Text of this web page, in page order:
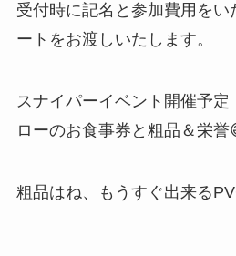
受付時に記名と参加費用をい
ートをお渡しいたします。
スナイパーイベント開催予定
ローのお食事券と粗品＆栄誉
粗品はね、もうすぐ出来る